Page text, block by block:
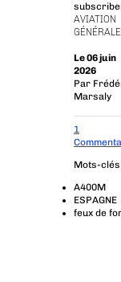
AVIATION
GÉNÉRALE
Le 06 juin
2026
Par
Marsaly
1
Mots-clés
A400M
ESPAGNE
feux de